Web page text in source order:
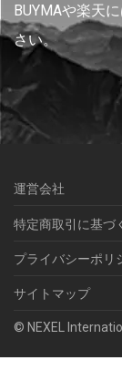
BUYMAや楽天
さい。
運営会社
特定商取引に基づ
プライバシーポリ
サイトマップ
© NEXEL